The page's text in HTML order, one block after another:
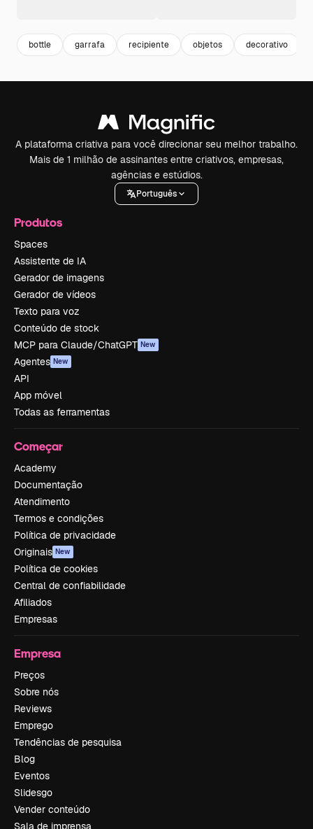
bottle garrafa recipiente objetos decorativo
A plataforma criativa para você direcionar seu melhor trabalho.
Mais de 1 milhão de assinantes entre criativos, empresas,
agências e estúdios.
Português
Produtos
Spaces
Assistente de IA
Gerador de imagens
Gerador de vídeos
Texto para voz
Conteúdo de stock
MCP para Claude/ChatGPT New
Agentes New
API
App móvel
Todas as ferramentas
Começar
Academy
Documentação
Atendimento
Termos e condições
Política de privacidade
Originais New
Política de cookies
Central de confiabilidade
Afiliados
Empresas
Empresa
Preços
Sobre nós
Reviews
Emprego
Tendências de pesquisa
Blog
Eventos
Slidesgo
Vender conteúdo
Sala de imprensa